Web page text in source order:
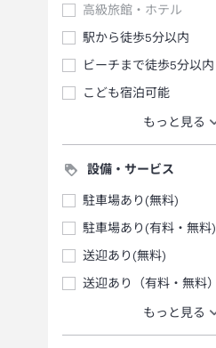
高級旅館・ホテル
駅から徒歩5分以内
ビーチまで徒歩5分以内
こども宿泊可能
もっと見る
設備・サービス
駐車場あり(無料)
駐車場あり(有料・無料)
送迎あり(無料)
送迎あり（有料・無料）
もっと見る